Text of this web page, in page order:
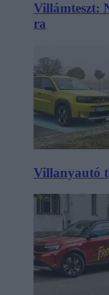
Villámteszt:
ra
Villanyautó